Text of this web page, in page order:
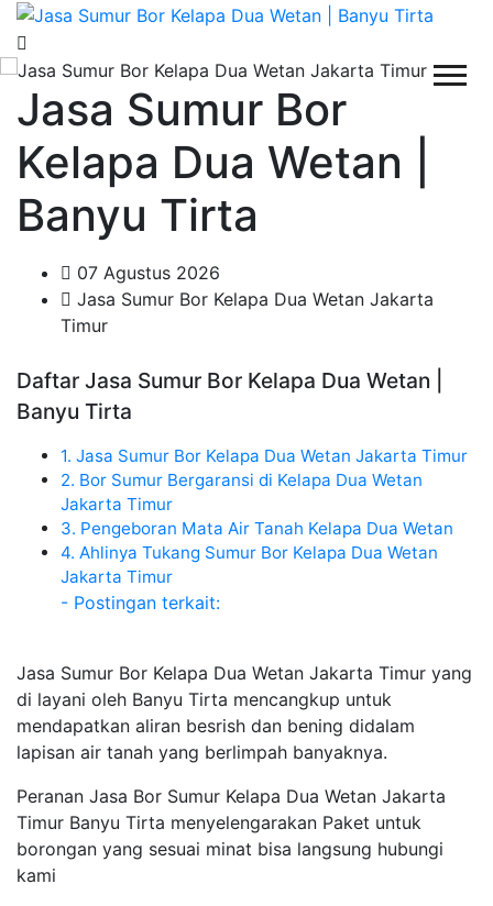
Jasa Sumur Bor
Kelapa Dua Wetan |
Banyu Tirta
07 Agustus 2026
Jasa Sumur Bor Kelapa Dua Wetan Jakarta
Timur
Daftar Jasa Sumur Bor Kelapa Dua Wetan |
Banyu Tirta
1. Jasa Sumur Bor Kelapa Dua Wetan Jakarta Timur
2. Bor Sumur Bergaransi di Kelapa Dua Wetan
Jakarta Timur
3. Pengeboran Mata Air Tanah Kelapa Dua Wetan
4. Ahlinya Tukang Sumur Bor Kelapa Dua Wetan
Jakarta Timur
- Postingan terkait:
Jasa Sumur Bor Kelapa Dua Wetan Jakarta Timur yang
di layani oleh Banyu Tirta mencangkup untuk
mendapatkan aliran besrish dan bening didalam
lapisan air tanah yang berlimpah banyaknya.
Peranan Jasa Bor Sumur Kelapa Dua Wetan Jakarta
Timur Banyu Tirta menyelengarakan Paket untuk
borongan yang sesuai minat bisa langsung hubungi
kami